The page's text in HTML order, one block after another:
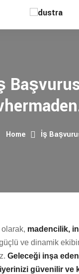
Home İş
madencilik,
ve dinamik
Geleceği inşa
güvenilir ve